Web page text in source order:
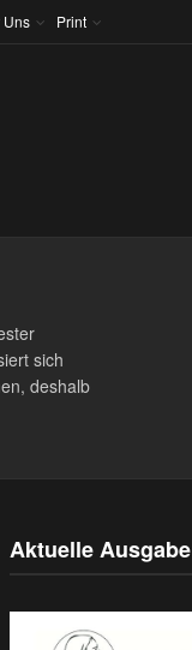
Uns Print
sich
deshalb
Aktuelle Ausgabe